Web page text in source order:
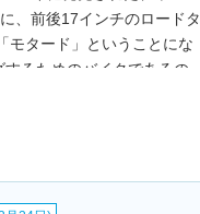
、前後17インチのロードタ
モタード」ということにな
るためのバイクであるの
ベースとしていた。